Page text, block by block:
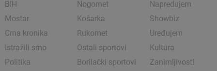
BIH
Mostar
Crna kronika
Istražili smo
Politika
Nogomet
Košarka
Rukomet
Ostali sportovi
Borilački sportovi
Napredujem
Showbiz
Uređujem
Kultura
Zanimljivosti